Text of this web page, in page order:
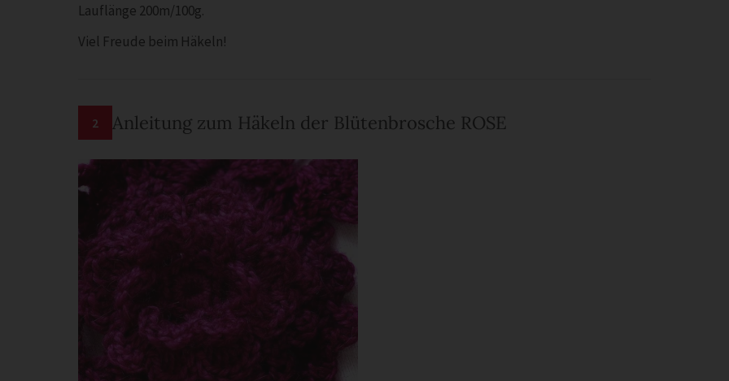
Lauflänge 200m/100g.
Viel Freude beim Häkeln!
2 Anleitung zum Häkeln der Blütenbrosche ROSE